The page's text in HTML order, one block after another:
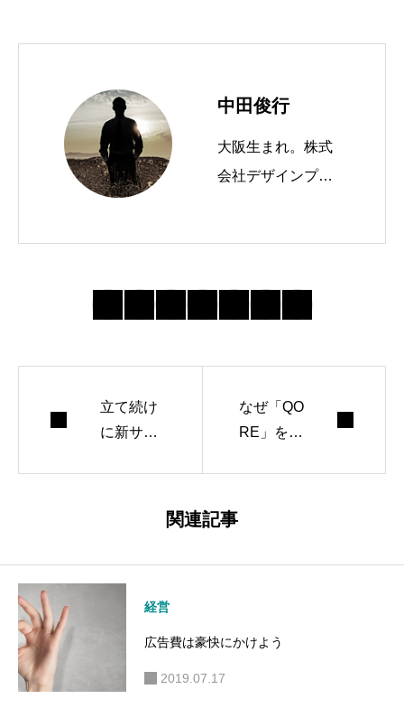
中田俊行
大阪生まれ。株式
会社デザインプラ
Dを運営したり、
ブログやメルマガ
立て続け
に新サイ
なぜ「QO
RE」をつ
関連記事
経営
広告費は豪快にかけよう
2019.07.17